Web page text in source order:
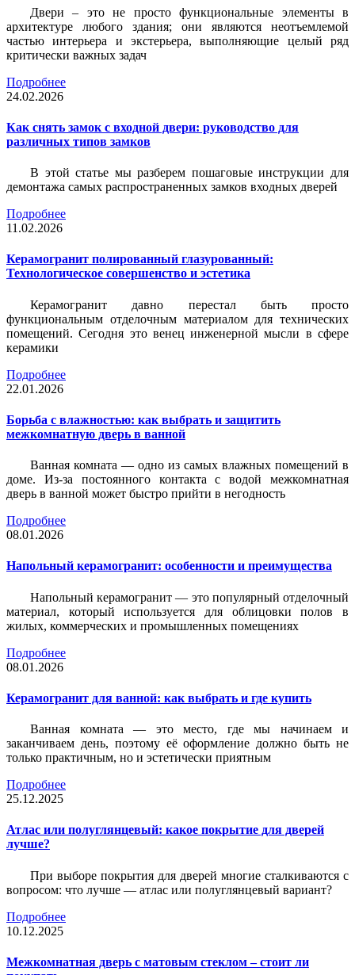
Двери – это не просто функциональные элементы в
архитектуре любого здания; они являются неотъемлемой
частью интерьера и экстерьера, выполняющие целый ряд
критически важных задач
Подробнее
24.02.2026
Как снять замок с входной двери: руководство для
различных типов замков
В этой статье мы разберем пошаговые инструкции для
демонтажа самых распространенных замков входных дверей
Подробнее
11.02.2026
Керамогранит полированный глазурованный:
Технологическое совершенство и эстетика
Керамогранит давно перестал быть просто
функциональным отделочным материалом для технических
помещений. Сегодня это венец инженерной мысли в сфере
керамики
Подробнее
22.01.2026
Борьба с влажностью: как выбрать и защитить
межкомнатную дверь в ванной
Ванная комната — одно из самых влажных помещений в
доме. Из-за постоянного контакта с водой межкомнатная
дверь в ванной может быстро прийти в негодность
Подробнее
08.01.2026
Напольный керамогранит: особенности и преимущества
Напольный керамогранит — это популярный отделочный
материал, который используется для облицовки полов в
жилых, коммерческих и промышленных помещениях
Подробнее
08.01.2026
Керамогранит для ванной: как выбрать и где купить
Ванная комната — это место, где мы начинаем и
заканчиваем день, поэтому её оформление должно быть не
только практичным, но и эстетически приятным
Подробнее
25.12.2025
Атлас или полуглянцевый: какое покрытие для дверей
лучше?
При выборе покрытия для дверей многие сталкиваются с
вопросом: что лучше — атлас или полуглянцевый вариант?
Подробнее
10.12.2025
Межкомнатная дверь с матовым стеклом – стоит ли